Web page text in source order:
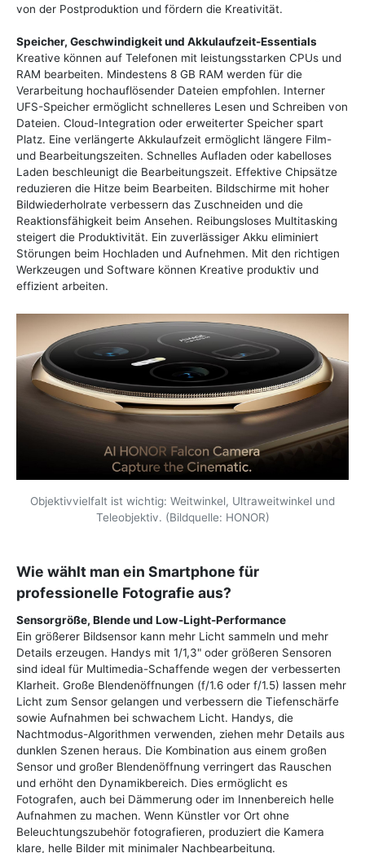
von der Postproduktion und fördern die Kreativität.
Speicher, Geschwindigkeit und Akkulaufzeit-Essentials
Kreative können auf Telefonen mit leistungsstarken CPUs und
RAM bearbeiten. Mindestens 8 GB RAM werden für die
Verarbeitung hochauflösender Dateien empfohlen. Interner
UFS-Speicher ermöglicht schnelleres Lesen und Schreiben von
Dateien. Cloud-Integration oder erweiterter Speicher spart
Platz. Eine verlängerte Akkulaufzeit ermöglicht längere Film-
und Bearbeitungszeiten. Schnelles Aufladen oder kabelloses
Laden beschleunigt die Bearbeitungszeit. Effektive Chipsätze
reduzieren die Hitze beim Bearbeiten. Bildschirme mit hoher
Bildwiederholrate verbessern das Zuschneiden und die
Reaktionsfähigkeit beim Ansehen. Reibungsloses Multitasking
steigert die Produktivität. Ein zuverlässiger Akku eliminiert
Störungen beim Hochladen und Aufnehmen. Mit den richtigen
Werkzeugen und Software können Kreative produktiv und
effizient arbeiten.
Objektivvielfalt ist wichtig: Weitwinkel, Ultraweitwinkel und
Teleobjektiv. (Bildquelle: HONOR)
Wie wählt man ein Smartphone für
professionelle Fotografie aus?
Sensorgröße, Blende und Low-Light-Performance
Ein größerer Bildsensor kann mehr Licht sammeln und mehr
Details erzeugen. Handys mit 1/1,3" oder größeren Sensoren
sind ideal für Multimedia-Schaffende wegen der verbesserten
Klarheit. Große Blendenöffnungen (f/1.6 oder f/1.5) lassen mehr
Licht zum Sensor gelangen und verbessern die Tiefenschärfe
sowie Aufnahmen bei schwachem Licht. Handys, die
Nachtmodus-Algorithmen verwenden, ziehen mehr Details aus
dunklen Szenen heraus. Die Kombination aus einem großen
Sensor und großer Blendenöffnung verringert das Rauschen
und erhöht den Dynamikbereich. Dies ermöglicht es
Fotografen, auch bei Dämmerung oder im Innenbereich helle
Aufnahmen zu machen. Wenn Künstler vor Ort ohne
Beleuchtungszubehör fotografieren, produziert die Kamera
klare, helle Bilder mit minimaler Nachbearbeitung.